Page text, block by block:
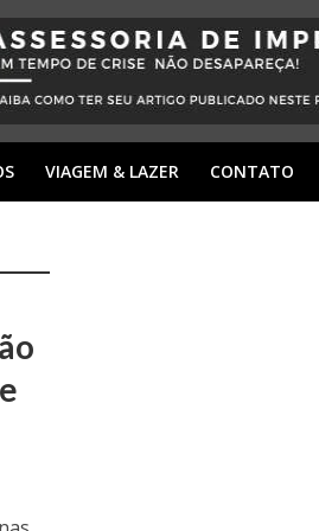
VIAGEM & LAZER CONTATO